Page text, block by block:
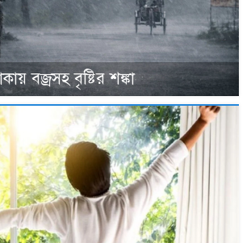
বজ্রসহ বৃষ্টির শঙ্কা